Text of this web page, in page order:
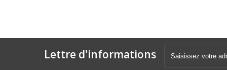
Lettre d'informations